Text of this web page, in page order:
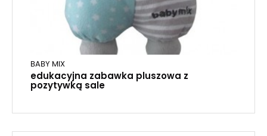
BABY MIX
edukacyjna zabawka pluszowa z
pozytywką sale